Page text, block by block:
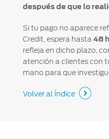
después de que lo
Si tu pago no aparece
Credit, espera hasta 48
refleja en dicho plazo,
atención a clientes con
mano para que
Volver al Índice